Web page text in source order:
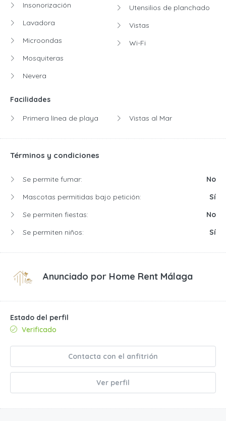
Insonorización
Lavadora
Microondas
Mosquiteras
Nevera
Utensilios de planchado
Vistas
Wi-Fi
Facilidades
Primera línea de playa Vistas al Mar
Términos y condiciones
Se permite fumar:
No
Mascotas permitidas bajo petición:
Sí
Se permiten fiestas:
No
Se permiten niños:
Sí
Anunciado por Home Rent Málaga
Estado del perfil
Verificado
Contacta con el anfitrión
Ver perfil